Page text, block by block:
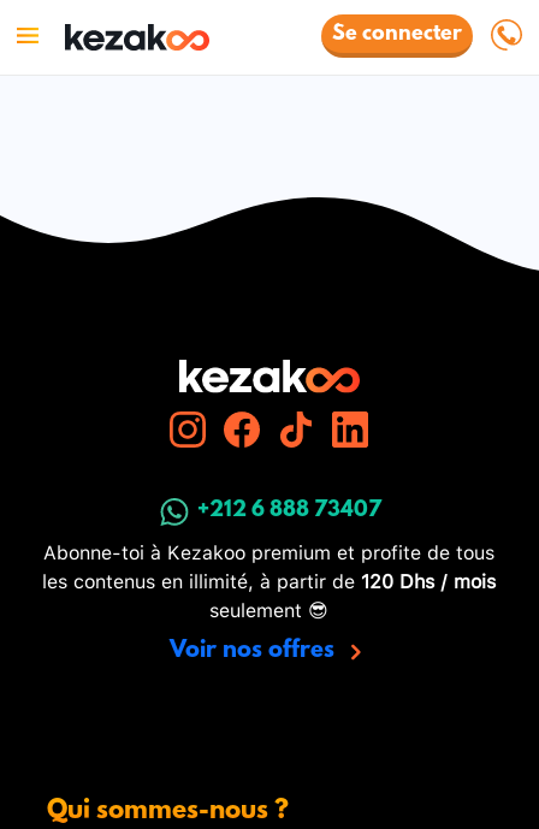
Se connecter
+212 6 888 73407
Abonne-toi à Kezakoo premium et profite de tous
les contenus en illimité, à partir de 120 Dhs / mois
seulement 😎
Voir nos offres
Qui sommes-nous ?